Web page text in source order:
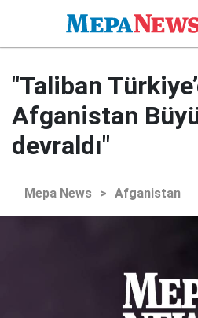
"Taliban
Afganistan
devraldı"
Mepa News > Afganistan